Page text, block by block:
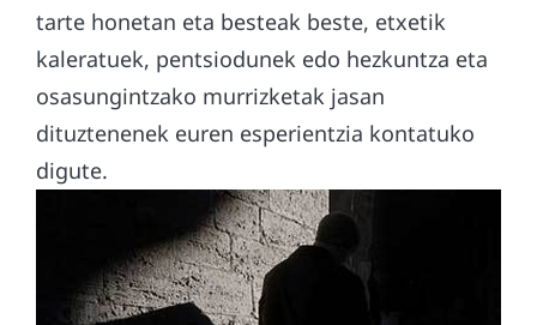
tarte honetan eta besteak beste, etxetik
kaleratuek, pentsiodunek edo hezkuntza eta
osasungintzako murrizketak jasan
dituztenenek euren esperientzia kontatuko
digute.